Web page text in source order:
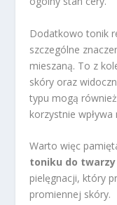
Dodatkowo tonik
szczególne
mieszaną. To z
skóry oraz
typu mogą również
korzystnie
Warto więc
toniku do twarzy
pielęgnacji, który
promiennej skóry.